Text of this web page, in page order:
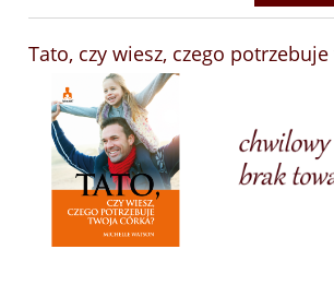
Tato, czy wiesz, czego